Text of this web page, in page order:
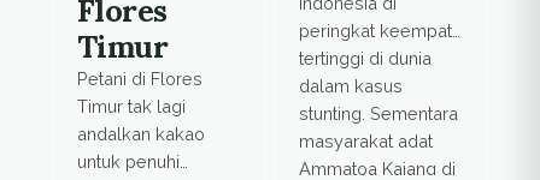
Flores
Timur
Petani di Flores
Timur tak lagi
andalkan kakao
untuk penuhi
peringkat keempat
tertinggi di dunia
dalam kasus
stunting. Sementara
masyarakat adat
Ammatoa Kajang di